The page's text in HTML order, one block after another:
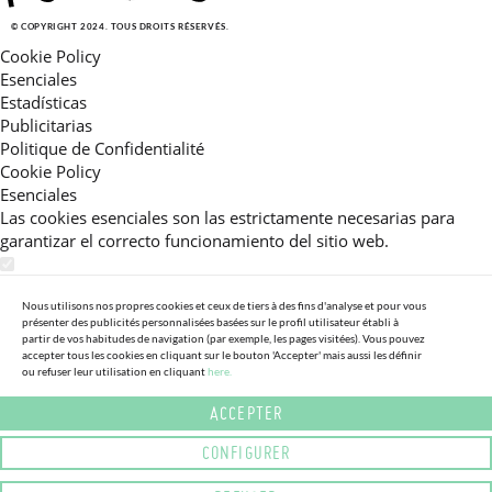
© COPYRIGHT 2024. TOUS DROITS RÉSERVÉS.
Cookie Policy
Esenciales
Estadísticas
Publicitarias
Politique de Confidentialité
Cookie Policy
Esenciales
Las cookies esenciales son las estrictamente necesarias para
garantizar el correcto funcionamiento del sitio web.
Estas cookies nos permiten ofrecerle una experiencia en el sitio
adaptada a su navegación (recomendaciones de producto
personalizadas, énfasis en categorías frecuentemente
consultadas, etc).Al activar esta cookie, nos ayuda a mejorar aún
más su experiencia.
Publicitarias
Estas cookies permiten a nuestros socios publicitarios enviarle
Nous utilisons nos propres cookies et ceux de tiers à des fins d'analyse et pour vous
présenter des publicités personnalisées basées sur le profil utilisateur établi à
partir de vos habitudes de navigation (par exemple, les pages visitées). Vous pouvez
accepter tous les cookies en cliquant sur le bouton 'Accepter' mais aussi les définir
ou refuser leur utilisation en cliquanthere.
ACCEPTER
CONFIGURER